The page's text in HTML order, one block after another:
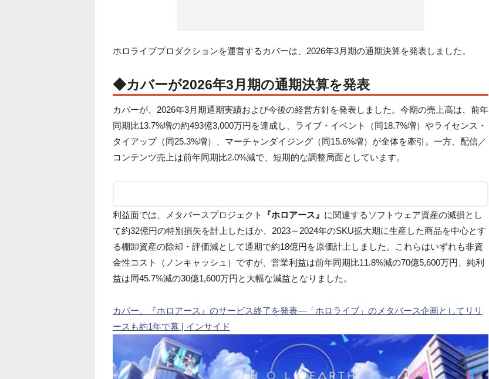
ホロライブプロダクションを運営するカバーは、2026年3月期の通期決算を発表しました。
◆カバーが2026年3月期の通期決算を発表
カバーが、2026年3月期通期実績および今後の経営方針を発表しました。今期の売上高は、前年
同期比13.7%増の約493億3,000万円を達成し、ライブ・イベント（同18.7%増）やライセンス・
タイアップ（同25.3%増）、マーチャンダイジング（同15.6%増）が全体を牽引。一方、配信／
コンテンツ売上は前年同期比2.0%減で、短期的な調整局面としています。
利益面では、メタバースプロジェクト 『ホロアース』 に関連するソフトウェア資産の減損とし
て約32億円の特別損失を計上したほか、2023～2024年のSKU拡大期に生産した商品を中心とす
る棚卸資産の除却・評価減として通期で約18億円を原価計上しました。これらはいずれも非資
金性コスト（ノンキャッシュ）ですが、営業利益は前年同期比11.8%減の70億5,600万円、純利
益は同45.7%減の30億1,600万円と大幅な減益となりました。
カバー、『ホロアース』のサービス終了を発表―「ホロライブ」のメタバース企画としてリリ
ースも約1年で幕 | インサイド